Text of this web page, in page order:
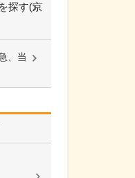
探す(京
、当